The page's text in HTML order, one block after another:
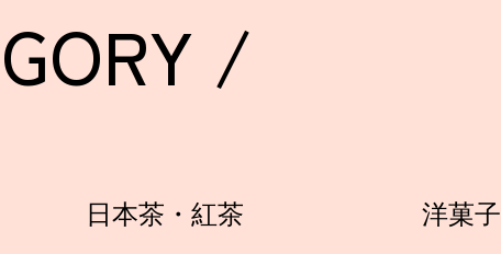
/
日本茶・紅茶 洋菓子